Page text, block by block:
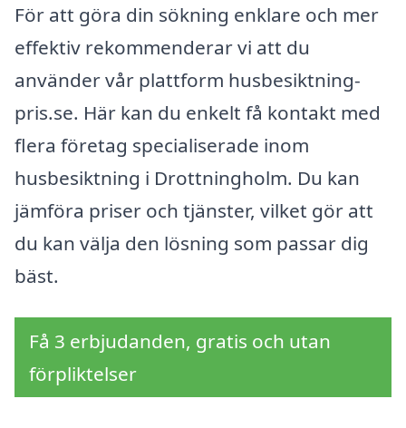
För att göra din sökning enklare och mer
effektiv rekommenderar vi att du
använder vår plattform husbesiktning-
pris.se. Här kan du enkelt få kontakt med
flera företag specialiserade inom
husbesiktning i Drottningholm. Du kan
jämföra priser och tjänster, vilket gör att
du kan välja den lösning som passar dig
bäst.
Få 3 erbjudanden, gratis och utan
förpliktelser